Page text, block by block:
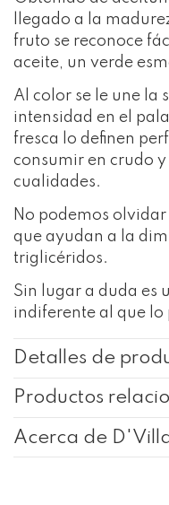
llegado a la
fruto se reconoce
aceite, un verde
Al color se le une la
intensidad en el
fresca lo definen
consumir en crudo y
cualidades.
No podemos
que ayudan a la
triglicéridos.
Sin lugar a duda es
indiferente al que lo
Detalles de
Productos
Acerca de